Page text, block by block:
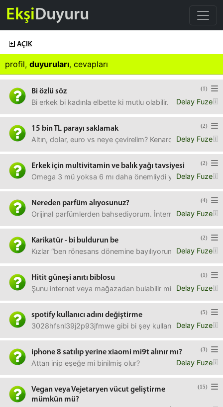
EkşiDuyuru
AÇIK
profil, duyuruları, cevapları
(1)
Bi özlü söz
Delay Fuze
Bi erkek bi kadınla elbette ki mutlu olabilir. Eğer ona aşık
(2)
15 bin TL parayı saklamak
Delay Fuze
Altın, dolar, euro vs neye çevirelim? Kenarda duracak.
(2)
Erkek için multivitamin ve balık yağı tavsiyesi
Delay Fuze
Omega 3 mü yoksa 6 mı daha önemliydi ya? Hangisi
(4)
Nereden parfüm alıyosunuz?
Delay Fuze
Orijinal parfümlerden bahsediyorum. İnternettekiler bayat
(2)
Karikatür - bi buldurun be
Delay Fuze
Kızlar “ben rönesans dönemine bayılıyorum, tam benlik
(1)
Hitit güneşi anıtı biblosu
Delay Fuze
Şunu internet veya mağazadan bulabilir miyim?Biblo,
(5)
spotify kullanıcı adını değiştirme
Delay Fuze
3028hfsnl39j2p93jfmwe gibi bi şey kullanıcı adım.
(3)
iphone 8 satılıp yerine xiaomi mi9t alınır mı?
Delay Fuze
Attan inip eşeğe mi binilmiş olur?
(15)
Vegan veya Vejetaryen vücut geliştirme
mümkün mü?